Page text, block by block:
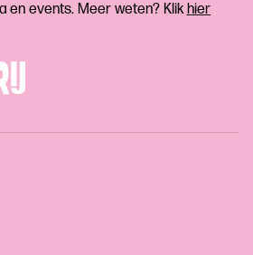
en events. Meer weten? Klikhier